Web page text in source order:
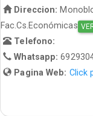
Direccion:
Fac.Cs.Económicas
Telefono:
Whatsapp:
Pagina Web: Click